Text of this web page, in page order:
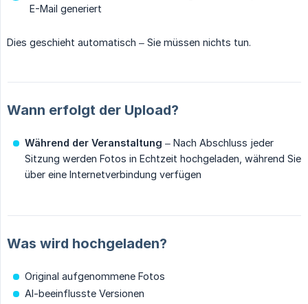
E-Mail generiert
Dies geschieht automatisch – Sie müssen nichts tun.
Wann erfolgt der Upload?
Während der Veranstaltung – Nach Abschluss jeder
Sitzung werden Fotos in Echtzeit hochgeladen, während Sie
über eine Internetverbindung verfügen
Was wird hochgeladen?
Original aufgenommene Fotos
AI-beeinflusste Versionen